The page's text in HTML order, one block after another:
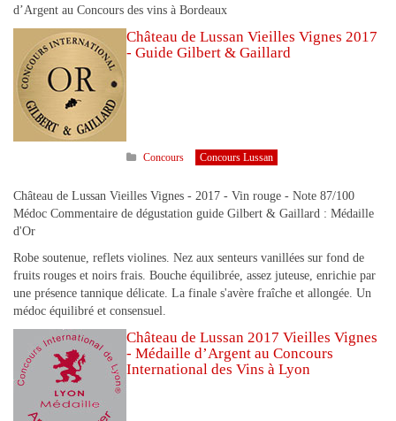
d’Argent au Concours des vins à Bordeaux
Château de Lussan Vieilles Vignes 2017
- Guide Gilbert & Gaillard
Concours Concours Lussan
Château de Lussan Vieilles Vignes - 2017 - Vin rouge - Note 87/100
Médoc Commentaire de dégustation guide Gilbert & Gaillard : Médaille
d'Or
Robe soutenue, reflets violines. Nez aux senteurs vanillées sur fond de
fruits rouges et noirs frais. Bouche équilibrée, assez juteuse, enrichie par
une présence tannique délicate. La finale s'avère fraîche et allongée. Un
médoc équilibré et consensuel.
Château de Lussan 2017 Vieilles Vignes
- Médaille d’Argent au Concours
International des Vins à Lyon